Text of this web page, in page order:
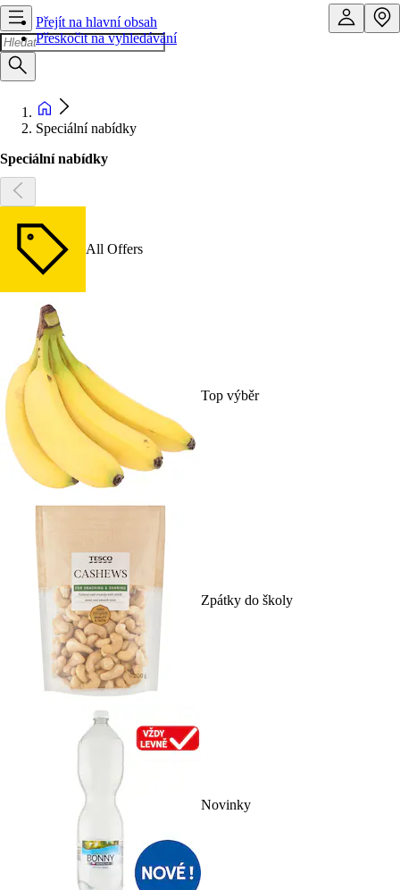
Přejít na hlavní obsah
Přeskočit na vyhledávání
Speciální nabídky
Speciální nabídky
All Offers
Top výběr
Zpátky do školy
Novinky